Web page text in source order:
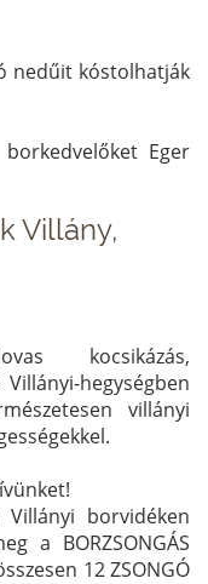
nedűit kóstolhatják
Eger
Villány,
kocsikázás,
hegységben
villányi
borvidéken
a BORZSONGÁS
12 ZSONGÓ